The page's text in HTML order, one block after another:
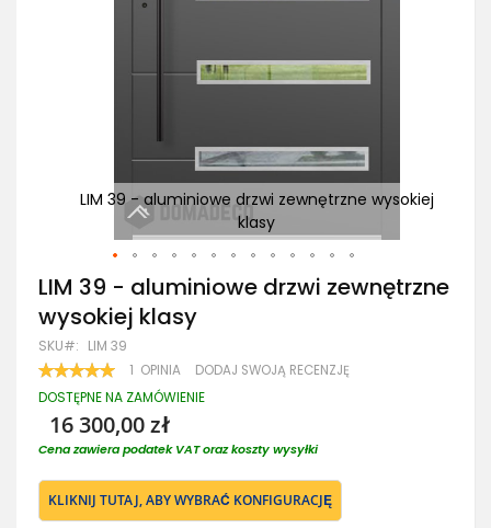
LIM 39 - aluminiowe drzwi zewnętrzne wysokiej
klasy
Przejdź
na
początek
galerii
LIM 39 - aluminiowe drzwi zewnętrzne
wysokiej klasy
SKU LIM 39
OCENA:
100 100
1 OPINIA DODAJ SWOJĄ RECENZJĘ
DOSTĘPNE NA ZAMÓWIENIE
16 300,00 zł
Cena zawiera podatek VAT oraz koszty wysyłki
KLIKNIJ TUTAJ, ABY WYBRAĆ KONFIGURACJĘ